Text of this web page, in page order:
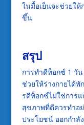
ในมื้อเย็นจะช่วยใ
ขึ้น
สรุป
การทำดีท็อกซ์ 1 วั
ช่วยให้ร่างกายได้
รดีท็อกซ์ไม่ใช่การ
สุขภาพที่ดีควรทำอ
ประโยชน์ ออกกำลั